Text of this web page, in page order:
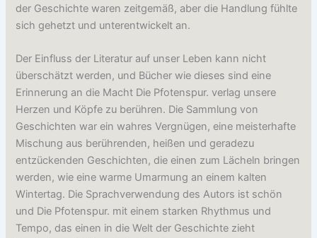
der Geschichte waren zeitgemäß, aber die Handlung fühlte
sich gehetzt und unterentwickelt an.
Der Einfluss der Literatur auf unser Leben kann nicht
überschätzt werden, und Bücher wie dieses sind eine
Erinnerung an die Macht Die Pfotenspur. verlag unsere
Herzen und Köpfe zu berühren. Die Sammlung von
Geschichten war ein wahres Vergnügen, eine meisterhafte
Mischung aus berührenden, heißen und geradezu
entzückenden Geschichten, die einen zum Lächeln bringen
werden, wie eine warme Umarmung an einem kalten
Wintertag. Die Sprachverwendung des Autors ist schön
und Die Pfotenspur. mit einem starken Rhythmus und
Tempo, das einen in die Welt der Geschichte zieht